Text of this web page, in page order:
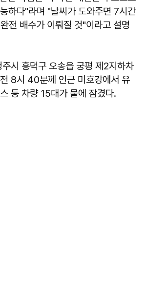
하다"라며 "날씨가 도와주면 7시간
전 배수가 이뤄질 것"이라고 설명
시 흥덕구 오송읍 궁평 제2지하차
8시 40분께 인근 미호강에서 유
등 차량 15대가 물에 잠겼다.